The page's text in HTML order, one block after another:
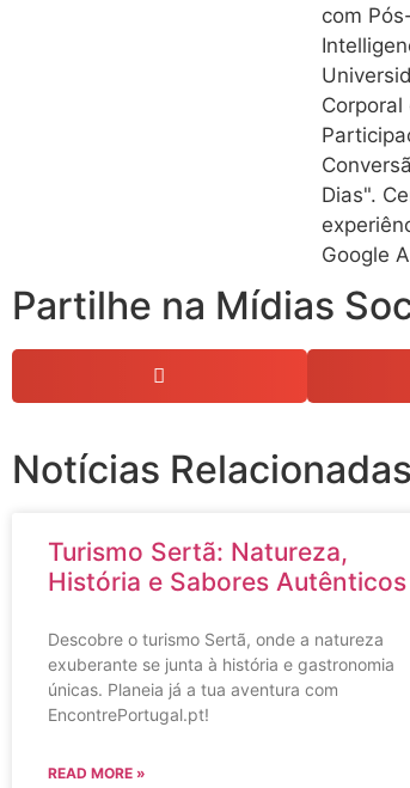
com
Dias".
Google
Partilhe na Mídias
Notícias Relacionadas
Turismo Sertã: Natureza,
História e Sabores Autênticos
Descobre o turismo Sertã, onde a natureza
exuberante se junta à história e gastronomia
únicas. Planeia já a tua aventura com
EncontrePortugal.pt!
READ MORE »